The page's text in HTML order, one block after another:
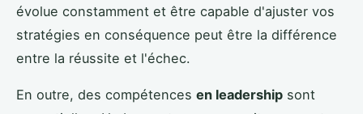
évolue constamment et être capable d'ajuster vos
stratégies en conséquence peut être la différence
entre la réussite et l'échec.
En outre, des compétences en leadership sont